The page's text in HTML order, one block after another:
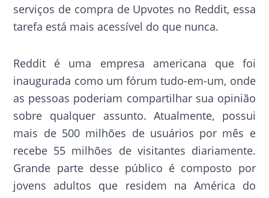
serviços de compra de Upvotes no Reddit, essa
tarefa está mais acessível do que nunca.
Reddit é uma empresa americana que foi
inaugurada como um fórum tudo-em-um, onde
as pessoas poderiam compartilhar sua opinião
sobre qualquer assunto. Atualmente, possui
mais de 500 milhões de usuários por mês e
recebe 55 milhões de visitantes diariamente.
Grande parte desse público é composto por
jovens adultos que residem na América do